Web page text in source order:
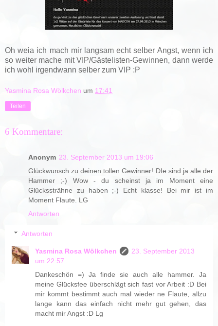
Oh weia ich mach mir langsam echt selber Angst, wenn ich
so weiter mache mit VIP/Gästelisten-Gewinnen, dann werde
ich wohl irgendwann selber zum VIP :P
Yasmina Rosa Wölkchen um 17:41
Teilen
6 Kommentare:
Anonym 23. September 2013 um 19:06
Glückwunsch zu deinen tollen Gewinner! DIe sind ja alle der
Hammer ;-) Wow - du scheinst ja im Moment eine
Glückssträhne zu haben ;-) Echt klasse! Bei mir ist im
Moment Flaute. LG
Antworten
Antworten
Yasmina Rosa Wölkchen
23. September 2013
um 22:57
Dankeschön =) Ja finde sie auch alle hammer. Ja
meine Glücksfee überschlägt sich fast vor Arbeit :D Bei
mir kommt bestimmt auch mal wieder ne Flaute, allzu
lange kann das einfach nicht mehr gut gehen, das
macht mir Angst :D Lg